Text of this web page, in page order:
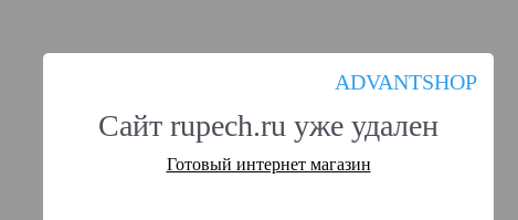
ADVANTSHOP
Сайт rupech.ru уже удален
Готовый интернет магазин